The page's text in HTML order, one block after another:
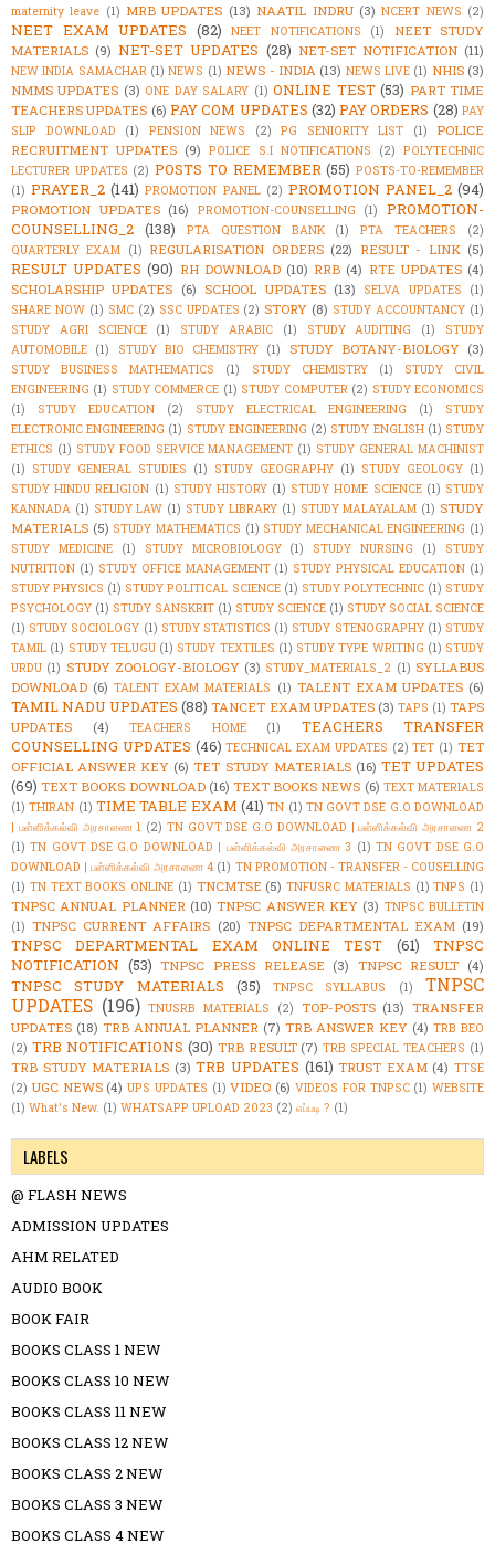
maternity leave (1) MRB UPDATES (13) NAATIL INDRU (3) NCERT NEWS (2)
NEET EXAM UPDATES (82) NEET NOTIFICATIONS (1)
NEET STUDY
MATERIALS (9) NET-SET UPDATES (28) NET-SET NOTIFICATION (11)
NEW INDIA SAMACHAR (1) NEWS (1) NEWS - INDIA (13) NEWS LIVE (1) NHIS (3)
NMMS UPDATES (3) ONE DAY SALARY (1) ONLINE TEST (53) PART TIME
TEACHERS UPDATES (6) PAY COM UPDATES (32) PAY ORDERS (28) PAY
SLIP DOWNLOAD
(1) PENSION NEWS (2) PG SENIORITY LIST (1)
POLICE
RECRUITMENT UPDATES (9) POLICE S.I NOTIFICATIONS (2) POLYTECHNIC
LECTURER UPDATES (2) POSTS TO REMEMBER (55) POSTS-TO-REMEMBER
(1) PRAYER_2 (141) PROMOTION PANEL (2) PROMOTION PANEL_2 (94)
PROMOTION UPDATES (16) PROMOTION-COUNSELLING (1)
PROMOTION-
COUNSELLING_2 (138) PTA QUESTION BANK (1) PTA TEACHERS
(2)
QUARTERLY EXAM (1) REGULARISATION ORDERS (22) RESULT - LINK (5)
RESULT UPDATES (90) RH DOWNLOAD (10) RRB (4) RTE UPDATES (4)
SCHOLARSHIP UPDATES (6) SCHOOL UPDATES (13) SELVA UPDATES
(1)
SHARE NOW (1) SMC (2) SSC UPDATES (2) STORY (8) STUDY ACCOUNTANCY (1)
STUDY AGRI SCIENCE
(1) STUDY ARABIC (1) STUDY AUDITING (1)
STUDY
AUTOMOBILE (1) STUDY BIO CHEMISTRY (1) STUDY BOTANY-BIOLOGY (3)
STUDY BUSINESS MATHEMATICS (1) STUDY CHEMISTRY (1)
STUDY CIVIL
ENGINEERING (1) STUDY COMMERCE (1) STUDY COMPUTER (2) STUDY ECONOMICS
(1)
STUDY EDUCATION (2) STUDY ELECTRICAL ENGINEERING (1)
STUDY
ELECTRONIC ENGINEERING (1) STUDY ENGINEERING (2) STUDY ENGLISH (1) STUDY
ETHICS (1) STUDY FOOD SERVICE MANAGEMENT (1) STUDY GENERAL MACHINIST
(1) STUDY GENERAL STUDIES (1) STUDY GEOGRAPHY (1) STUDY GEOLOGY (1)
STUDY HINDU RELIGION (1) STUDY HISTORY (1) STUDY HOME SCIENCE (1) STUDY
KANNADA (1) STUDY LAW (1) STUDY LIBRARY (1) STUDY MALAYALAM (1) STUDY
MATERIALS (5) STUDY MATHEMATICS (1) STUDY MECHANICAL ENGINEERING (1)
STUDY MEDICINE
(1) STUDY MICROBIOLOGY (1) STUDY NURSING (1)
STUDY
NUTRITION (1) STUDY OFFICE MANAGEMENT (1) STUDY PHYSICAL EDUCATION (1)
STUDY PHYSICS (1) STUDY POLITICAL SCIENCE (1) STUDY POLYTECHNIC (1) STUDY
PSYCHOLOGY (1) STUDY SANSKRIT (1) STUDY SCIENCE (1) STUDY SOCIAL SCIENCE
(1) STUDY SOCIOLOGY (1) STUDY STATISTICS (1) STUDY STENOGRAPHY (1) STUDY
TAMIL (1) STUDY TELUGU (1) STUDY TEXTILES (1) STUDY TYPE WRITING (1) STUDY
URDU (1) STUDY ZOOLOGY-BIOLOGY (3) STUDY_MATERIALS_2 (1) SYLLABUS
DOWNLOAD (6) TALENT EXAM MATERIALS (1) TALENT EXAM UPDATES (6)
TAMIL NADU UPDATES (88) TANCET EXAM UPDATES (3) TAPS (1) TAPS
UPDATES
(4) TEACHERS HOME (1)
TEACHERS TRANSFER
COUNSELLING UPDATES (46) TECHNICAL EXAM UPDATES (2) TET (1) TET
OFFICIAL ANSWER KEY (6) TET STUDY MATERIALS (16) TET UPDATES
(69) TEXT BOOKS DOWNLOAD (16) TEXT BOOKS NEWS (6) TEXT MATERIALS
(1) THIRAN (1) TIME TABLE EXAM (41) TN (1) TN GOVT DSE G.O DOWNLOAD
| பள்ளிக்கல்வி அரசாணை 1 (2) TN GOVT DSE G.O DOWNLOAD | பள்ளிக்கல்வி அரசாணை 2
(1) TN GOVT DSE G.O DOWNLOAD | பள்ளிக்கல்வி அரசாணை 3 (1) TN GOVT DSE G.O
DOWNLOAD | பள்ளிக்கல்வி அரசாணை 4 (1) TN PROMOTION - TRANSFER - COUSELLING
(1) TN TEXT BOOKS ONLINE (1) TNCMTSE (5) TNFUSRC MATERIALS (1) TNPS (1)
TNPSC ANNUAL PLANNER (10) TNPSC ANSWER KEY (3) TNPSC BULLETIN
(1) TNPSC CURRENT AFFAIRS (20) TNPSC DEPARTMENTAL EXAM (19)
TNPSC DEPARTMENTAL EXAM ONLINE TEST (61)
TNPSC
NOTIFICATION (53) TNPSC PRESS RELEASE (3) TNPSC RESULT (4)
TNPSC STUDY MATERIALS (35) TNPSC SYLLABUS (1)
TNPSC
UPDATES (196) TNUSRB MATERIALS (2) TOP-POSTS (13) TRANSFER
UPDATES (18) TRB ANNUAL PLANNER (7) TRB ANSWER KEY (4) TRB BEO
(2) TRB NOTIFICATIONS (30) TRB RESULT (7) TRB SPECIAL TEACHERS (1)
TRB STUDY MATERIALS (3) TRB UPDATES (161) TRUST EXAM (4) TTSE
(2) UGC NEWS (4) UPS UPDATES (1) VIDEO (6) VIDEOS FOR TNPSC (1) WEBSITE
(1) What's New. (1) WHATSAPP UPLOAD 2023 (2) எப்படி ? (1)
LABELS
@ FLASH NEWS
ADMISSION UPDATES
AHM RELATED
AUDIO BOOK
BOOK FAIR
BOOKS CLASS 1 NEW
BOOKS CLASS 10 NEW
BOOKS CLASS 11 NEW
BOOKS CLASS 12 NEW
BOOKS CLASS 2 NEW
BOOKS CLASS 3 NEW
BOOKS CLASS 4 NEW